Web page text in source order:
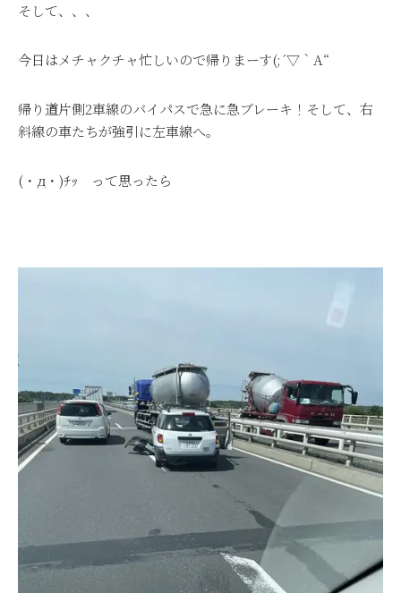
そして、、、
今日はメチャクチャ忙しいので帰りまーす(;´▽｀A“
帰り道片側2車線のバイパスで急に急ブレーキ！そして、右
斜線の車たちが強引に左車線へ。
(・д・)ﾁｯ って思ったら